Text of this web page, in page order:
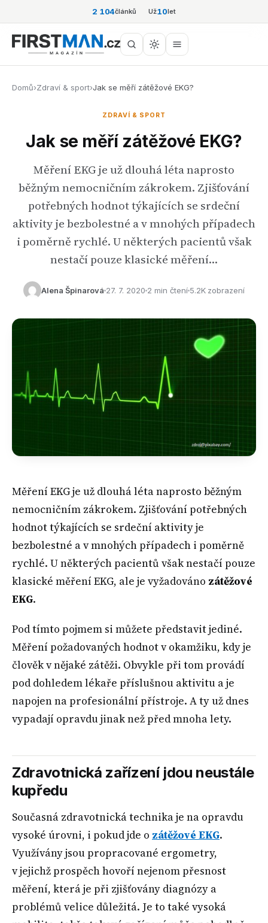
2 104článků Už10let
Domů›Zdraví & sport›Jak se měří zátěžové EKG?
ZDRAVÍ & SPORT
Jak se měří zátěžové EKG?
Měření EKG je už dlouhá léta naprosto
běžným nemocničním zákrokem. Zjišťování
potřebných hodnot týkajících se srdeční
aktivity je bezbolestné a v mnohých případech
i poměrně rychlé. U některých pacientů však
nestačí pouze klasické měření…
Alena Špinarová 27. 7. 2020 2 min čtení 5.2K zobrazení
Měření EKG je už dlouhá léta naprosto běžným
nemocničním zákrokem. Zjišťování potřebných
hodnot týkajících se srdeční aktivity je
bezbolestné a v mnohých případech i poměrně
rychlé. U některých pacientů však nestačí pouze
klasické měření EKG, ale je vyžadováno zátěžové
EKG.
Pod tímto pojmem si můžete představit jediné.
Měření požadovaných hodnot v okamžiku, kdy je
člověk v nějaké zátěži. Obvykle při tom provádí
pod dohledem lékaře příslušnou aktivitu a je
napojen na profesionální přístroje. A ty už dnes
vypadají opravdu jinak než před mnoha lety.
Zdravotnická zařízení jdou neustále
kupředu
Současná zdravotnická technika je na opravdu
vysoké úrovni, i pokud jde o zátěžové EKG.
Využívány jsou propracované ergometry,
v jejichž prospěch hovoří nejenom přesnost
měření, která je při zjišťovány diagnózy a
problémů velice důležitá. Je to také vysoká